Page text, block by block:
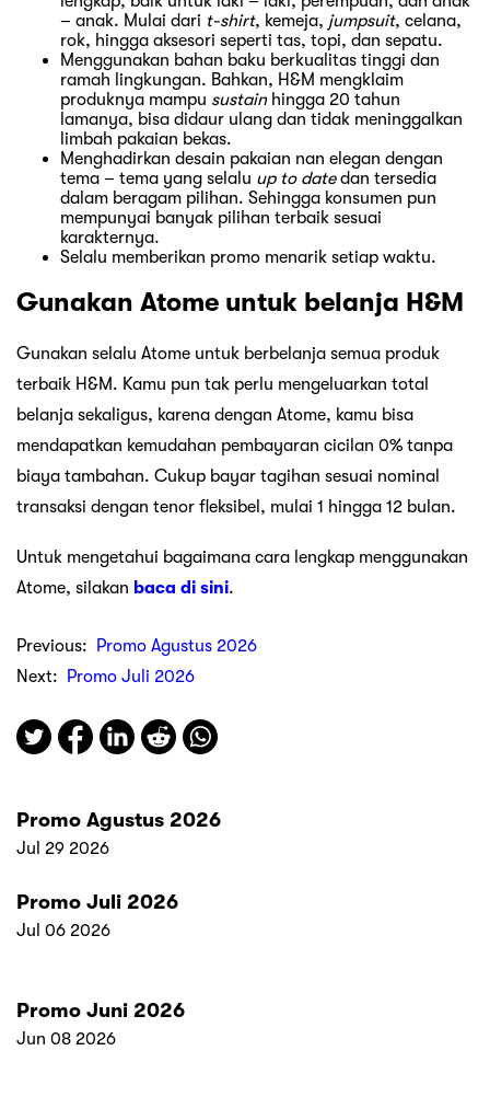
– anak. Mulai dari t-shirt, kemeja, jumpsuit, celana,
rok, hingga aksesori seperti tas, topi, dan sepatu.
Menggunakan bahan baku berkualitas tinggi dan
ramah lingkungan. Bahkan, H&M mengklaim
produknya mampu sustain hingga 20 tahun
lamanya, bisa didaur ulang dan tidak meninggalkan
limbah pakaian bekas.
Menghadirkan desain pakaian nan elegan dengan
tema – tema yang selalu up to datedan tersedia
dalam beragam pilihan. Sehingga konsumen pun
mempunyai banyak pilihan terbaik sesuai
karakternya.
Selalu memberikan promo menarik setiap waktu.
Gunakan Atome untuk belanja H&M
Gunakan selalu Atome untuk berbelanja semua produk
terbaik H&M. Kamu pun tak perlu mengeluarkan total
belanja sekaligus, karena dengan Atome, kamu bisa
mendapatkan kemudahan pembayaran cicilan 0% tanpa
biaya tambahan. Cukup bayar tagihan sesuai nominal
transaksi dengan tenor fleksibel, mulai 1 hingga 12 bulan.
Untuk mengetahui bagaimana cara lengkap menggunakan
Atome, silakan baca di sini.
Previous:
Promo Agustus 2026
Next:
Promo Juli 2026
Promo Agustus 2026
Jul 29 2026
Promo Juli 2026
Jul 06 2026
Promo Juni 2026
Jun 08 2026